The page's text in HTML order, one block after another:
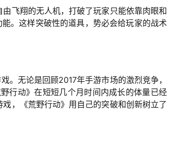
飞翔的无人机，打破了玩家只能依靠肉眼和
。这样突破性的道具，势必会给玩家的战术
。无论是回顾2017年手游市场的激烈竞争，
行动》在短短几个月时间内成长的体量已经
，《荒野行动》用自己的突破和创新树立了